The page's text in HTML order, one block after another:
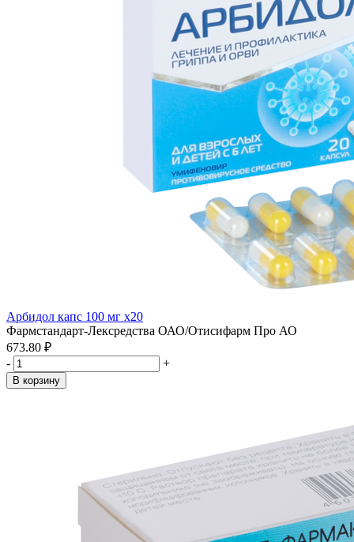
Арбидол капс 100 мг x20
Фармстандарт-Лексредства ОАО/Отисифарм Про АО
673.80 ₽
-
+
В корзину